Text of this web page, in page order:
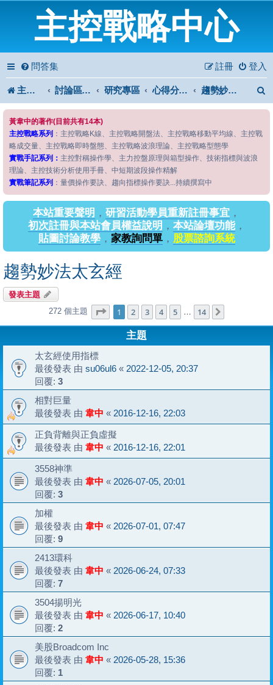
主控戰略中心
問答集 登入
註冊
主控戰略中心 討論區首頁 研究專區 心得分享專區 趨勢妙法太玄經
黃韋中的著作(目前共有14本)
主控戰略系列 ：主控戰略K線、主控戰略開盤法、主控戰略移動平均線、主控戰
略成交量、主控戰略即時盤態、主控戰略波浪理論、主控戰略型態學
實戰手記系列： 主控對稱操作學、主力控盤原理與箱型操作、技術指標與波浪
理論、主控技術分析使用手冊、中短期波段操作精解
實戰筆記系列 ：量價操作要訣、趨向指標操作要訣...持續撰寫中
本站重要聲明 ， 研習活動學員重新註冊事宜 ，
初次註冊與本站會員權益說明 ， 本站論壇功能，
貼圖討論教學， 家教詢問單， 股票諮詢系統
趨勢妙法太玄經
發表主題
272 個主題 1 頁 (共 14 頁)
1 2 3 4 5 … 14
主題
太玄經使用指標
最後發表 由 su06ul6 « 2022-12-05, 20:37
回覆: 3
相對巨量
最後發表 由 韋中 « 2016-12-16, 22:03
正負背離與正負虛擬
最後發表 由 韋中 « 2016-12-16, 22:01
3558神準
最後發表 由 韋中 « 2026-07-05, 20:01
回覆: 3
加權
最後發表 由 韋中 « 2026-07-01, 07:47
回覆: 9
2413環科
最後發表 由 韋中 « 2026-06-24, 07:33
回覆: 7
3504揚明光
最後發表 由 韋中 « 2026-06-17, 10:40
回覆: 2
美股Broadcom Inc
最後發表 由 韋中 « 2026-05-28, 15:36
回覆: 1